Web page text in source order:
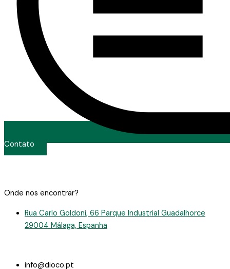
Contato
Onde nos encontrar?
Rua Carlo Goldoni, 66 Parque Industrial Guadalhorce
29004 Málaga, Espanha
info@dioco.pt